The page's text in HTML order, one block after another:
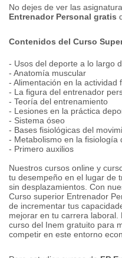
No dejes de ver las
Entrenador Personal gratis
Contenidos del Curso
- Usos del deporte a lo largo
- Anatomía muscular
- Alimentación en la actividad
- La figura del entrenador
- Teoría del entrenamiento
- Lesiones en la práctica
- Sistema óseo
- Bases fisiológicas del
- Metabolismo en la fisiología
- Primero auxilios
Nuestros cursos online y
tu desempeño en el lugar de
sin desplazamientos. Con
Curso superior Entrenador
de incrementar tus
mejorar en tu carrera laboral.
curso del Inem gratuito para
competir en este entorno